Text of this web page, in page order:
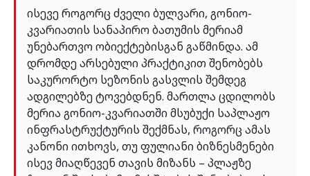
ისევე როგორც ძველი ბულვარი, გონიო-
კვარიათის სანაპირო ბათუმის მერიამ
უნებართვო ობიექტებისგან გაწმინდა. ამ
დრომდე არსებული პრაქტიკით შენობებს
საკურორტო სეზონის გასვლის შემდეგ
ადგილებზე ტოვებდნენ. მართლა ცდილობს
მერია გონიო-კვარიათში მსუბუქი საპლაჟო
ინფრასტრუქტურის შექმნას, როგორც ამას
კანონი ითხოვს, თუ ფულიანი ბიზნესმენები
ისევ მიაღწევენ თავის მიზანს – პლაჟზე